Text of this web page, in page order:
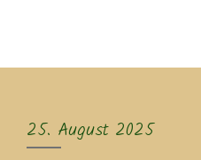
25. August 2025